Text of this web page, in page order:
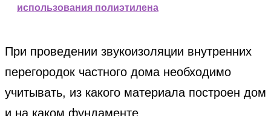
использования полиэтилена
При проведении звукоизоляции внутренних
перегородок частного дома необходимо
учитывать, из какого материала построен дом
и на каком фундаменте.